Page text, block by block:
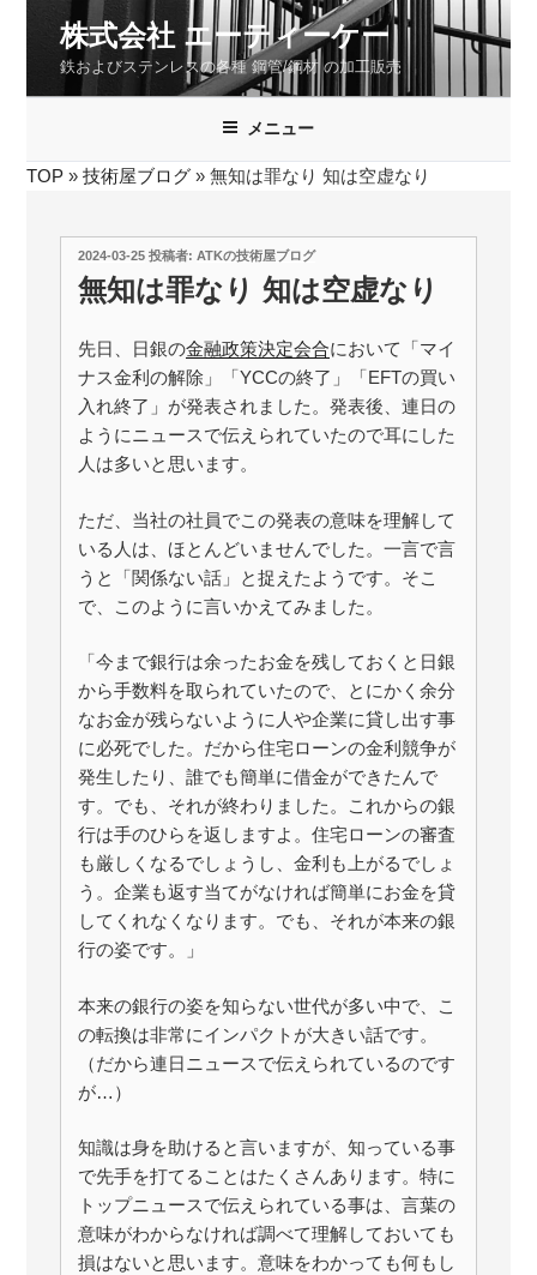
ン
ス
株式会社 エーティーケー
鉄およびステンレスの各種 鋼管/鋼材 の加工販売
メニュー
TOP » 技術屋ブログ » 無知は罪なり 知は空虚なり
投
稿
日:
2024-03-25投稿者: ATKの技術屋ブログ
無知は罪なり 知は空虚なり
先日、日銀の金融政策決定会合において「マイ
ナス金利の解除」「YCCの終了」「EFTの買い
入れ終了」が発表されました。発表後、連日の
ようにニュースで伝えられていたので耳にした
人は多いと思います。
ただ、当社の社員でこの発表の意味を理解して
いる人は、ほとんどいませんでした。一言で言
うと「関係ない話」と捉えたようです。そこ
で、このように言いかえてみました。
「今まで銀行は余ったお金を残しておくと日銀
から手数料を取られていたので、とにかく余分
なお金が残らないように人や企業に貸し出す事
に必死でした。だから住宅ローンの金利競争が
発生したり、誰でも簡単に借金ができたんで
す。でも、それが終わりました。これからの銀
行は手のひらを返しますよ。住宅ローンの審査
も厳しくなるでしょうし、金利も上がるでしょ
う。企業も返す当てがなければ簡単にお金を貸
してくれなくなります。でも、それが本来の銀
行の姿です。」
本来の銀行の姿を知らない世代が多い中で、こ
の転換は非常にインパクトが大きい話です。
（だから連日ニュースで伝えられているのです
が…）
知識は身を助けると言いますが、知っている事
で先手を打てることはたくさんあります。特に
トップニュースで伝えられている事は、言葉の
意味がわからなければ調べて理解しておいても
損はないと思います。意味をわかっても何もし